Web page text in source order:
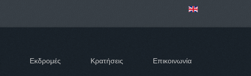
Εκδρομές Κρατήσεις Επικοινωνία